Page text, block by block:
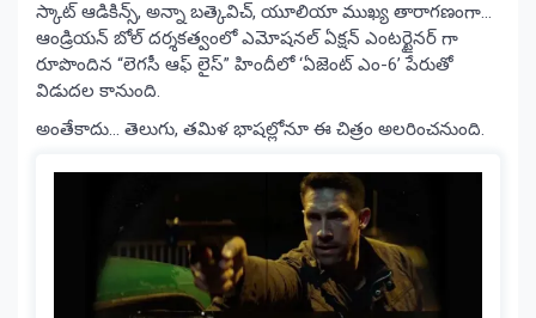
స్కాట్ ఆడికిన్స్, అన్నా బత్కెవిచ్, యూలియా ముఖ్య తారాగణంగా…
ఆండ్రియన్ బోల్ దర్శకత్వంలో ఎమోషనల్ ఏక్షన్ ఎంటర్టైనర్ గా
రూపొందిన “లెగసీ ఆఫ్ లైస్” హిందీలో ‘ఏజెంట్ ఎం-6’ పేరుతో
విడుదల కానుంది.
అంతేకాదు… తెలుగు, తమిళ భాషల్లోనూ ఈ చిత్రం అలరించనుంది.